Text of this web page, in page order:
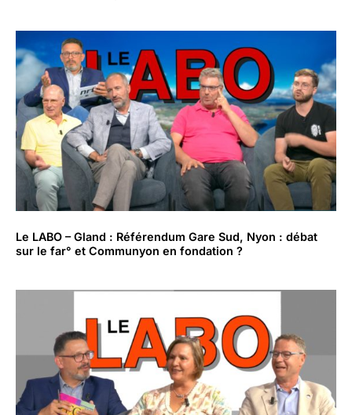
Le LABO – Gland : Référendum Gare Sud, Nyon : débat
sur le far° et Communyon en fondation ?